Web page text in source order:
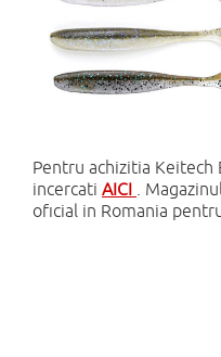
Pentru achizitia Keitech
incercati AICI .
oficial in Romania